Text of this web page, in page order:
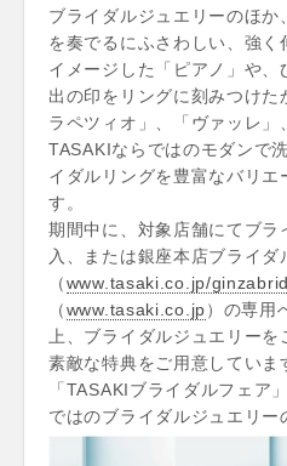
ブライダルジュエリーのほ
を奏でるにふさわしい、強
イメージした「ピアノ」や
出の印をリングに刻みつけた
ラペツィオ」、「ヴァッレ」
TASAKIならではのモダンで
イダルリングを豊富なバリエ
す。
期間中に、対象店舗にてブラ
入、または銀座本店ブライダ
（www.tasaki.co.jp/
（www.tasaki.co.jp）の専用
上、ブライダルジュエリーを
素敵な特典をご用意していま
「TASAKIブライダルフェア
ではのブライダルジュエリー